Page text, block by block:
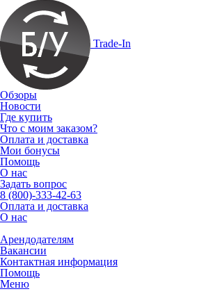
Trade-In
Обзоры
Новости
Где купить
Что с моим заказом?
Оплата и доставка
Мои бонусы
Помощь
О нас
Задать вопрос
8 (800)-333-42-63
Оплата и доставка
О нас
Арендодателям
Вакансии
Контактная информация
Помощь
Меню